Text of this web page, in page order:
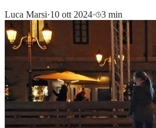
Luca Marsi·10 ott 2024· 3 min